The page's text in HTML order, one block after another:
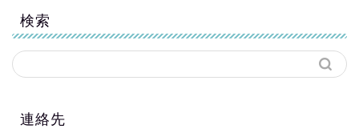
検索
連絡先